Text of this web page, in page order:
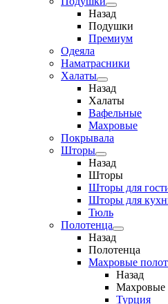
Назад
Подушки
Премиум
Одеяла
Наматрасники
Халаты
Назад
Халаты
Вафельные
Махровые
Покрывала
Шторы
Назад
Шторы
Шторы для
Шторы для
Тюль
Полотенца
Назад
Полотенца
Махровые
Назад
Махровые
Турция